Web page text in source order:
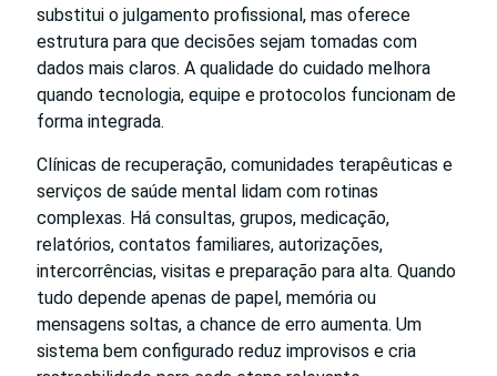
substitui o julgamento profissional, mas oferece
estrutura para que decisões sejam tomadas com
dados mais claros. A qualidade do cuidado melhora
quando tecnologia, equipe e protocolos funcionam de
forma integrada.
Clínicas de recuperação, comunidades terapêuticas e
serviços de saúde mental lidam com rotinas
complexas. Há consultas, grupos, medicação,
relatórios, contatos familiares, autorizações,
intercorrências, visitas e preparação para alta. Quando
tudo depende apenas de papel, memória ou
mensagens soltas, a chance de erro aumenta. Um
sistema bem configurado reduz improvisos e cria